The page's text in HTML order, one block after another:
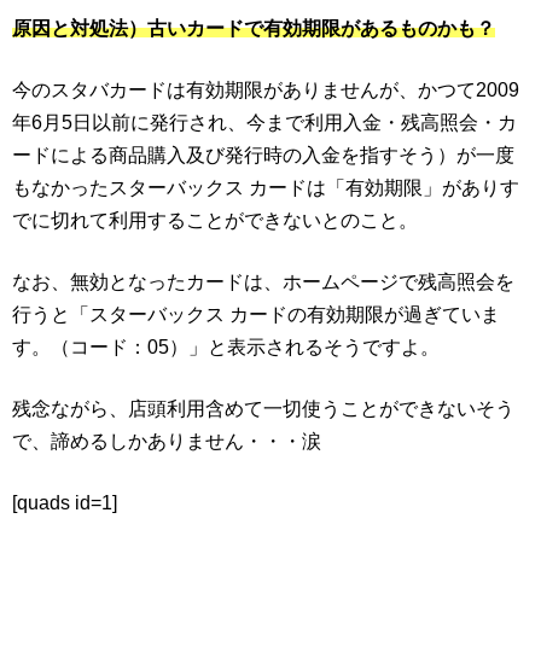
原因と対処法）古いカードで有効期限があるものかも？
今のスタバカードは有効期限がありませんが、かつて2009
年6月5日以前に発行され、今まで利用 入金・残高照会・カ
ードによる商品購入及び発行時の入金を指すそう） が一度
もなかったスターバックス カードは「有効期限」がありす
でに切れて利用することができないとのこと。
なお、無効となったカードは、ホームページで残高照会を
行うと「スターバックス カードの有効期限が過ぎていま
す。（コード：05）」と表示されるそうですよ。
残念ながら、店頭利用含めて一切使うことができないそう
で、諦めるしかありません・・・涙
[quads id=1]